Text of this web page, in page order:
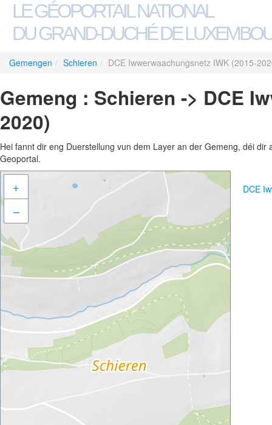
LE GÉOPORTAIL NATIONAL
DU GRAND-DUCHÉ DE
Gemengen / Schieren / DCE Iwwerwaachungsnetz IWK (2015-
Gemeng : Schieren -> DCE
2020)
Hei fannt dir eng Duerstellung vun dem Layer an der Gemeng, déi
Geoportal.
+
–
DCE